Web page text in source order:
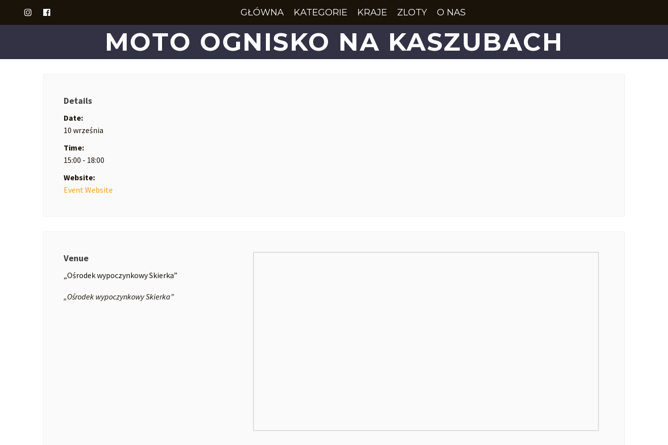
GŁÓWNA KATEGORIE KRAJE ZLOTY O NAS
MOTO OGNISKO NA KASZUBACH
Details
Date:
10 września
Time:
15:00 - 18:00
Website:
Event Website
Venue
„Ośrodek wypoczynkowy Skierka”
„Ośrodek wypoczynkowy Skierka”